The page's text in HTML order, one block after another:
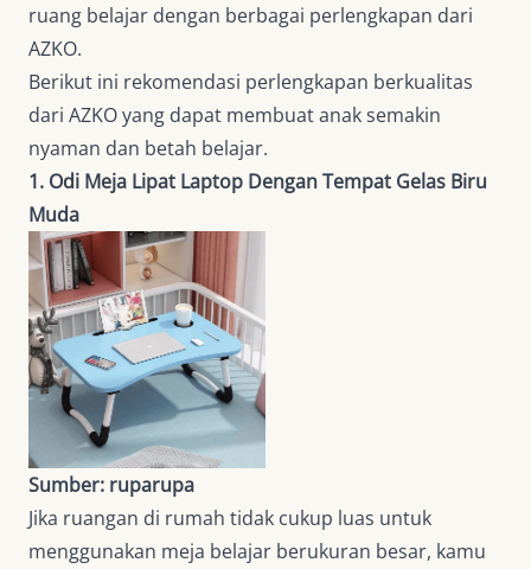
ruang belajar dengan berbagai perlengkapan dari
AZKO.
Berikut ini rekomendasi perlengkapan berkualitas
dari AZKO yang dapat membuat anak semakin
nyaman dan betah belajar.
1. Odi Meja Lipat Laptop Dengan Tempat Gelas Biru
Muda
Sumber: ruparupa
Jika ruangan di rumah tidak cukup luas untuk
menggunakan meja belajar berukuran besar, kamu